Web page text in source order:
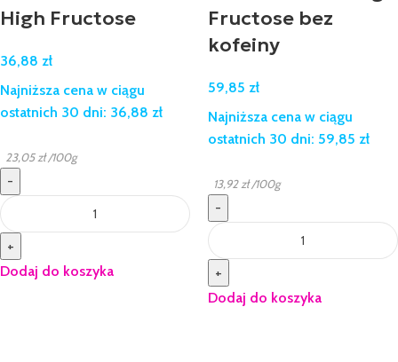
High Fructose
36,88 zł
Najniższa cena w ciągu
ostatnich 30 dni: 36,88 zł
23,05zł /100g
-
+
Dodaj do koszyka
Fructose bez
kofeiny
59,85 zł
Najniższa cena w ciągu
ostatnich 30 dni: 59,85 zł
13,92zł /100g
-
+
Dodaj do koszyka